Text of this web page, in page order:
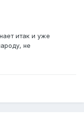
итак и уже
не